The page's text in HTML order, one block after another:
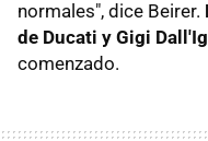
normales", dice Beirer.
de Ducati y Gigi
comenzado.